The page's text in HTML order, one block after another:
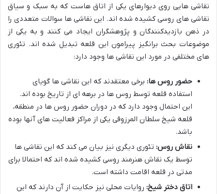
نقاشی هایی روی دیوارهای یکی از اتاق هاست که به سبک و سیاق
نقاشی های روسی کشیده شده اند. این نقاشی ها سوالات متعددی را
در ذهن بازدیدکنندگان و پژوهشگران ایجاد می کنند و به یکی از
موضوعات بحث برانگیز پیرامون این قلعه تبدیل شده اند. تئوری
های مختلفی در مورد این نقاشی ها وجود دارد:
حضور روس ها: برخی معتقدند که این نقاشی ها گویای
استفاده قلعه توسط روس ها در برهه ای از تاریخ بوده اند.
این احتمال وجود دارد که در دوران حضور روس ها در منطقه،
قلعه شیخ سلطان المرزوقی یکی از مراکز فعالیت های آنها بوده
باشد.
نقاش روس: تئوری دیگری نیز بیان می کند که این نقاشی ها
توسط یک نقاش هنرمند روسی کشیده شده اند که احتمالا برای
مدتی در قلعه اقامت داشته است.
اتاق دختر شیخ: روایات محلی نیز حکایت از آن دارند که این